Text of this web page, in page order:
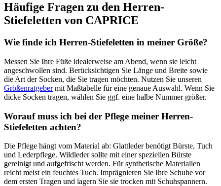
Häufige Fragen zu den Herren-
Stiefeletten von CAPRICE
Wie finde ich Herren-Stiefeletten in meiner Größe?
Messen Sie Ihre Füße idealerweise am Abend, wenn sie leicht
angeschwollen sind. Berücksichtigen Sie Länge und Breite sowie
die Art der Socken, die Sie tragen möchten. Nutzen Sie unseren
Größenratgebermit Maßtabelle für eine genaue Auswahl. Wenn Sie
dicke Socken tragen, wählen Sie ggf. eine halbe Nummer größer.
Worauf muss ich bei der Pflege meiner Herren-
Stiefeletten achten?
Die Pflege hängt vom Material ab: Glattleder benötigt Bürste, Tuch
und Lederpflege. Wildleder sollte mit einer speziellen Bürste
gereinigt und aufgefrischt werden. Für synthetische Materialien
reicht meist ein feuchtes Tuch. Imprägnieren Sie Ihre Schuhe vor
dem ersten Tragen und lagern Sie sie trocken mit Schuhspannern.